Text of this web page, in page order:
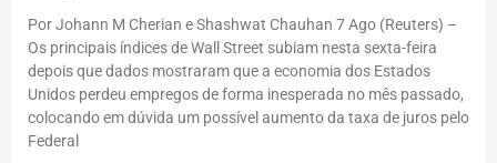
Por Johann M Cherian e Shashwat Chauhan 7 Ago (Reuters) –
Os principais índices de Wall Street subiam nesta sexta-feira
depois que dados mostraram que a economia dos Estados
Unidos perdeu empregos de forma inesperada no mês passado,
colocando em dúvida um possível aumento da taxa de juros pelo
Federal